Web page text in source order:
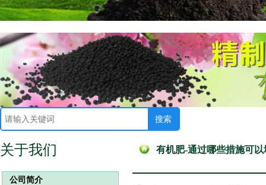
关于我们
公司简介
有机肥-通过哪些措施可